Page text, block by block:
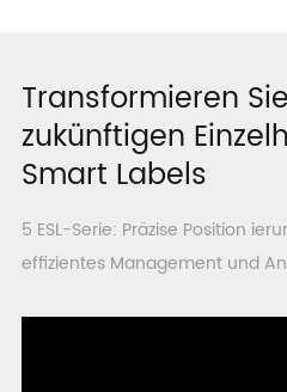
Transformieren
zukünftigen
Smart Labels
5 ESL-Serie: Präzise Position
effizientes Management und